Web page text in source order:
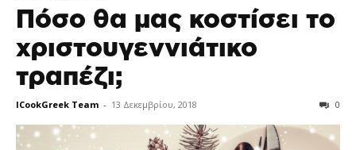
Πόσο θα μας κοστίσει το
χριστουγεννιάτικο
τραπέζι;
ICookGreek Team - 13 Δεκεμβρίου, 2018 0